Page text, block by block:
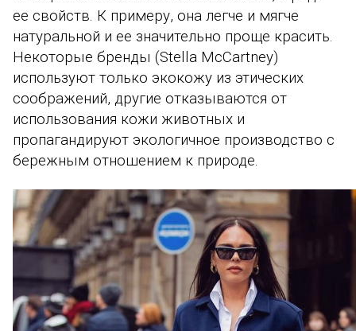
ее свойств. К примеру, она легче и мягче
натуральной и ее значительно проще красить.
Некоторые бренды (Stella McCartney)
используют только экокожу из этических
соображений, другие отказываются от
использования кожи животных и
пропагандируют экологичное производство с
бережным отношением к природе.